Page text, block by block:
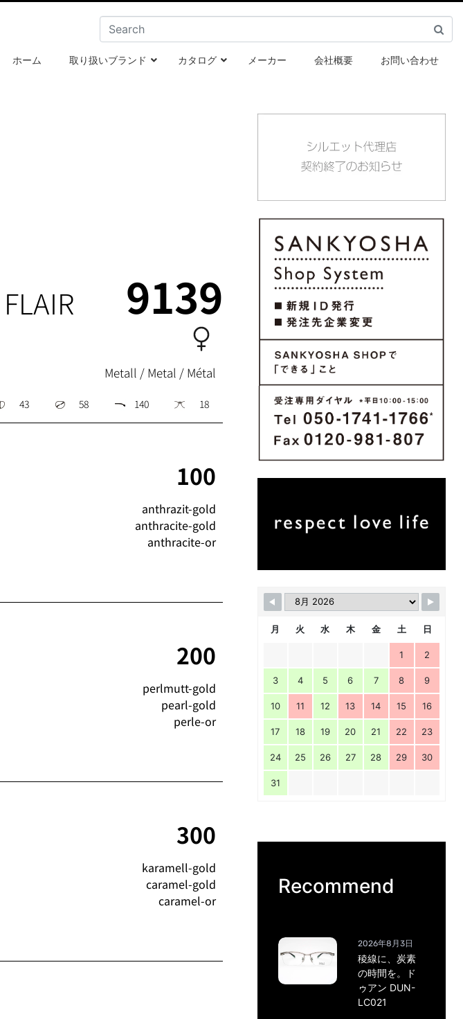
ホーム 取り扱いブランド カタログ メーカー 会社概要 お問い合わせ
FLAIR 9139
Metall / Metal / Métal
43 58 140 18
100
anthrazit-gold
anthracite-gold
anthracite-or
200
perlmutt-gold
pearl-gold
perle-or
300
karamell-gold
caramel-gold
caramel-or
月 火 水 木 金 土 日
1 2
3 4 5 6 7 8 9
10 11 12 13 14 15 16
17 18 19 20 21 22 23
24 25 26 27 28 29 30
31
Recommend
2026年8月3日
稜線に、炭素
の時間を。ド
ゥアン DUN-
LC021